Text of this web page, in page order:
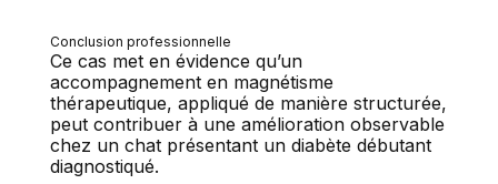
Conclusion professionnelle
Ce cas met en évidence qu’un
accompagnement en magnétisme
thérapeutique, appliqué de manière structurée,
peut contribuer à une amélioration observable
chez un chat présentant un diabète débutant
diagnostiqué.